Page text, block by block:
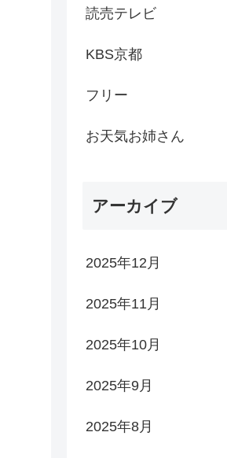
読売テレビ
KBS京都
フリー
お天気お姉さん
アーカイブ
2025年12月
2025年11月
2025年10月
2025年9月
2025年8月